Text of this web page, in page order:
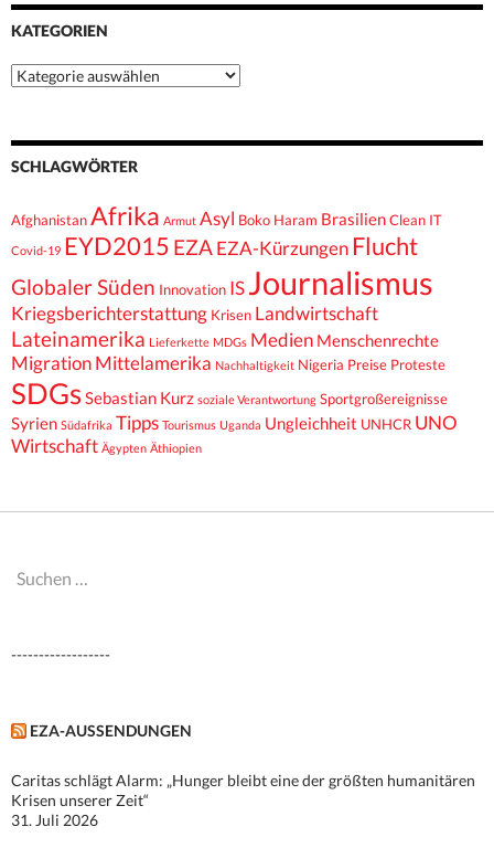
KATEGORIEN
Kategorien
SCHLAGWÖRTER
AfghanistanAfrika Armut Asyl Boko Haram BrasilienClean IT
Covid-19 EYD2015 EZA EZA-Kürzungen Flucht
Globaler Süden Innovation IS Journalismus
Kriegsberichterstattung Krisen Landwirtschaft
Lateinamerika Lieferkette MDGs Medien Menschenrechte
Migration Mittelamerika Nachhaltigkeit Nigeria Preise Proteste
SDGsSebastian Kurz soziale Verantwortung Sportgroßereignisse
Syrien Südafrika Tipps Tourismus Uganda Ungleichheit UNHCR UNO
Wirtschaft Ägypten Äthiopien
Suchen
------------------
EZA-AUSSENDUNGEN
Caritas schlägt Alarm: „Hunger bleibt eine der größten humanitären
Krisen unserer Zeit“
31. Juli 2026